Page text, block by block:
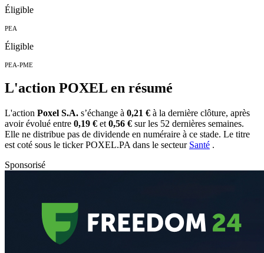
Éligible
PEA
Éligible
PEA-PME
L'action POXEL en résumé
L'action Poxel S.A. s’échange à 0,21 € à la dernière clôture, après
avoir évolué entre 0,19 € et 0,56 € sur les 52 dernières semaines.
Elle ne distribue pas de dividende en numéraire à ce stade. Le titre
est coté sous le tickerPOXEL.PA dans le secteur Santé .
Sponsorisé